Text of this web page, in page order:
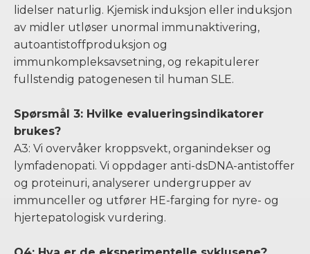
lidelser naturlig. Kjemisk induksjon eller induksjon
av midler utløser unormal immunaktivering,
autoantistoffproduksjon og
immunkompleksavsetning, og rekapitulerer
fullstendig patogenesen til human SLE.
Spørsmål 3: Hvilke evalueringsindikatorer
brukes?
A3: Vi overvåker kroppsvekt, organindekser og
lymfadenopati. Vi oppdager anti-dsDNA-antistoffer
og proteinuri, analyserer undergrupper av
immunceller og utfører HE-farging for nyre- og
hjertepatologisk vurdering.